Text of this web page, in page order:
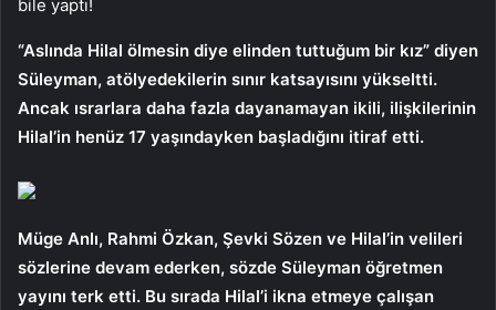
bile yaptı!
“Aslında Hilal ölmesin diye elinden tuttuğum bir kız” diyen
Süleyman, atölyedekilerin sınır katsayısını yükseltti.
Ancak ısrarlara daha fazla dayanamayan ikili, ilişkilerinin
Hilal’in henüz 17 yaşındayken başladığını itiraf etti.
Müge Anlı, Rahmi Özkan, Şevki Sözen ve Hilal’in velileri
sözlerine devam ederken, sözde Süleyman öğretmen
yayını terk etti. Bu sırada Hilal’i ikna etmeye çalışan